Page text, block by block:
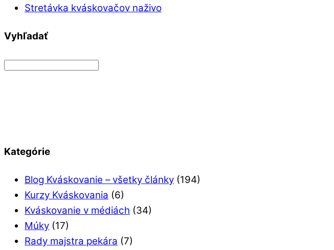
Stretávka kváskovačov naživo
Vyhľadať
Kategórie
Blog Kváskovanie – všetky články (194)
Kurzy Kváskovania (6)
Kváskovanie v médiách (34)
Múky (17)
Rady majstra pekára (7)